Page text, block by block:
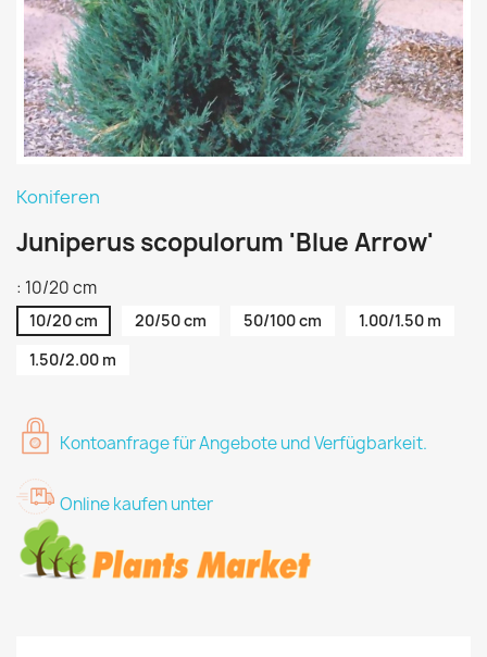
Koniferen
Juniperus scopulorum 'Blue Arrow'
: 10/20 cm
10/20 cm 20/50 cm 50/100 cm
1.00/1.50 m
1.50/2.00 m
Kontoanfrage für Angebote und Verfügbarkeit.
Online kaufen unter